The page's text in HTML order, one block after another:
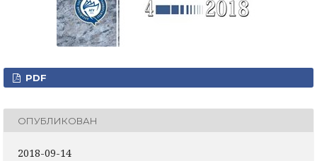
PDF
ОПУБЛИКОВАН
2018-09-14